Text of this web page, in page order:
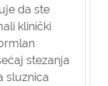
da ste
klinički
stezanja
sluznica